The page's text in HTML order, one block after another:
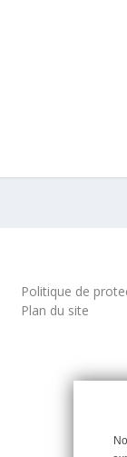
Politique de
Plan du site